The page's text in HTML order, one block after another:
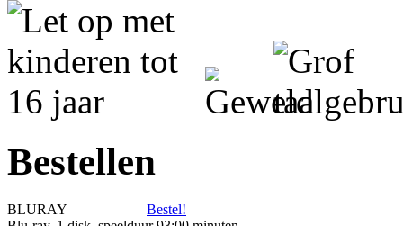
Bestellen
BLURAY
Bestel!